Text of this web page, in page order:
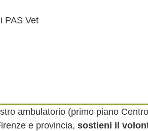
ambulatorio (primo piano
e provincia, sostieni il